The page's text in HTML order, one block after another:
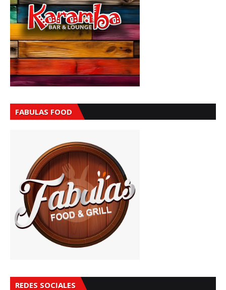
FABULAS FOOD
REDES SOCIALES